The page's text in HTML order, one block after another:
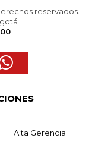
reservados.
Alta Gerencia